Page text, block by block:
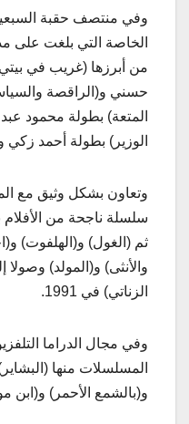
وفي منتصف حقبة
من أبرزها (غريب في
حسني و(الراقصة
المتعة) بطولة محمود
الوزير) بطولة أحمد زكي
وتعاون بشكل وثيق مع
ثم (الغول) و(الهلفوت)
والأنثى) و(المولد)
الزناتي) في 1991.
وفي مجال الدراما
المسلسلات منها
و(بالشمع الأحمر) و(ابن